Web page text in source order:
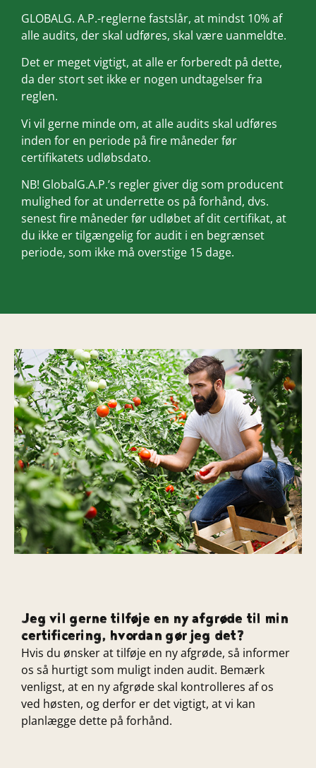
GLOBALG. A.P.-reglerne fastslår, at mindst 10% af
alle audits, der skal udføres, skal være uanmeldte.
Det er meget vigtigt, at alle er forberedt på dette,
da der stort set ikke er nogen undtagelser fra
reglen.
Vi vil gerne minde om, at alle audits skal udføres
inden for en periode på fire måneder før
certifikatets udløbsdato.
NB! GlobalG.A.P.’s regler giver dig som producent
mulighed for at underrette os på forhånd, dvs.
senest fire måneder før udløbet af dit certifikat, at
du ikke er tilgængelig for audit i en begrænset
periode, som ikke må overstige 15 dage.
Jeg vil gerne tilføje en ny afgrøde til min
certificering, hvordan gør jeg det?
Hvis du ønsker at tilføje en ny afgrøde, så informer
os så hurtigt som muligt inden audit. Bemærk
venligst, at en ny afgrøde skal kontrolleres af os
ved høsten, og derfor er det vigtigt, at vi kan
planlægge dette på forhånd.